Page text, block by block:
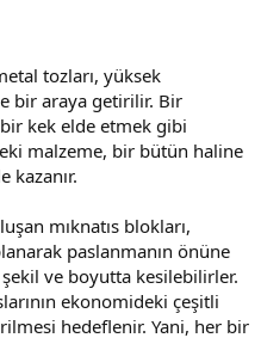
tozları, yüksek
bir araya getirilir. Bir
kek elde etmek gibi
malzeme, bir bütün haline
kazanır.
mıknatıs blokları,
paslanmanın önüne
ve boyutta kesilebilirler.
ekonomideki çeşitli
hedeflenir. Yani, her bir